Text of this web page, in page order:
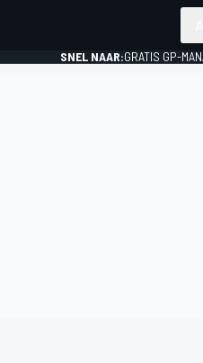
SNEL NAAR:GRATIS GP-